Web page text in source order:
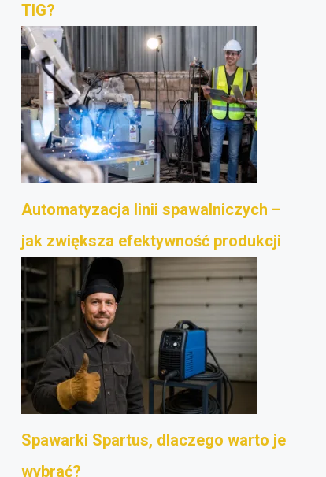
TIG?
Automatyzacja linii spawalniczych –
jak zwiększa efektywność produkcji
Spawarki Spartus, dlaczego warto je
wybrać?